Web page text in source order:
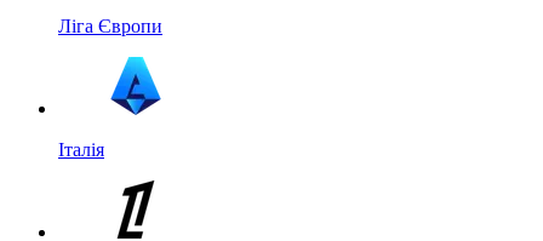
Ліга Європи
Італія